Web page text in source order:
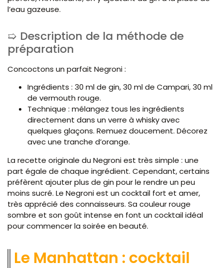
l’eau gazeuse.
Description de la méthode de
préparation
Concoctons un parfait Negroni :
Ingrédients : 30 ml de gin, 30 ml de Campari, 30 ml
de vermouth rouge.
Technique : mélangez tous les ingrédients
directement dans un verre à whisky avec
quelques glaçons. Remuez doucement. Décorez
avec une tranche d’orange.
La recette originale du Negroni est très simple : une
part égale de chaque ingrédient. Cependant, certains
préfèrent ajouter plus de gin pour le rendre un peu
moins sucré. Le Negroni est un cocktail fort et amer,
très apprécié des connaisseurs. Sa couleur rouge
sombre et son goût intense en font un cocktail idéal
pour commencer la soirée en beauté.
Le Manhattan : cocktail